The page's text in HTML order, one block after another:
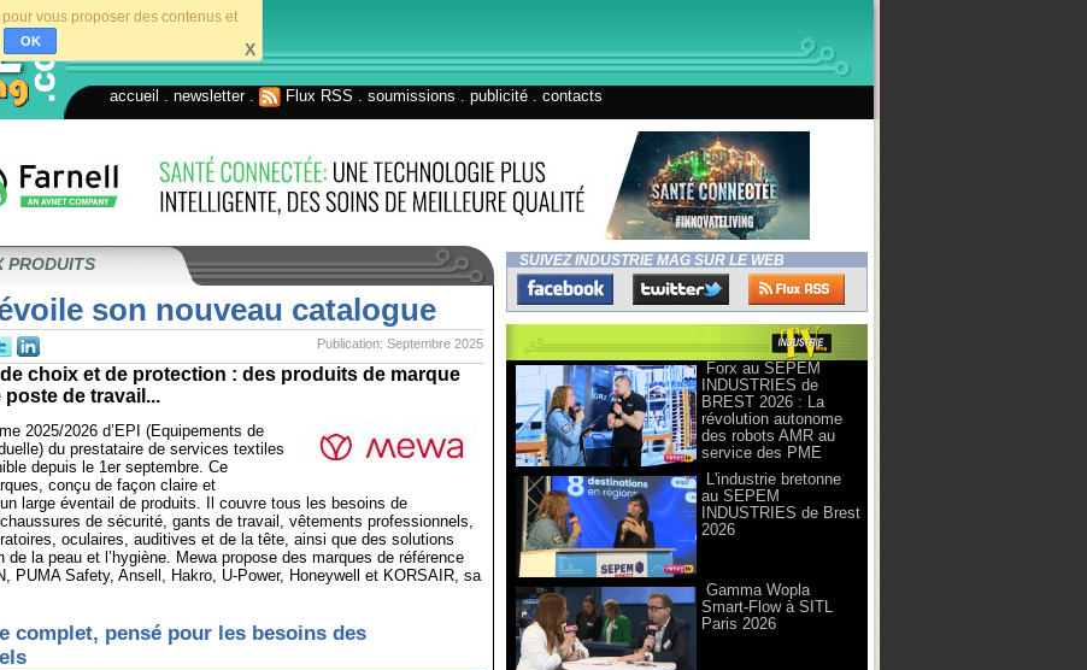
vous proposer des contenus et
OK X
accueil newsletter. Flux RSS soumissions publicité contacts
PRODUITS
son nouveau catalogue
Publication: Septembre 2025
choix et de protection : des produits de marque
de travail...
2025/2026 d’EPI (Equipements de
du prestataire de services textiles
depuis le 1er septembre. Ce
conçu de façon claire et
large éventail de produits. Il couvre tous les besoins de
de sécurité, gants de travail, vêtements professionnels,
oculaires, auditives et de la tête, ainsi que des solutions
de la peau et l’hygiène. Mewa propose des marques de référence
PUMA Safety, Ansell, Hakro, U-Power, Honeywell et KORSAIR, sa
complet, pensé pour les besoins des
SUIVEZ INDUSTRIE MAG SUR LE WEB
Forx au SEPEM
INDUSTRIES de
BREST 2026 : La
révolution autonome
des robots AMR au
service des PME
L'industrie bretonne
au SEPEM
INDUSTRIES de Brest
2026
Gamma Wopla
Smart-Flow à SITL
Paris 2026